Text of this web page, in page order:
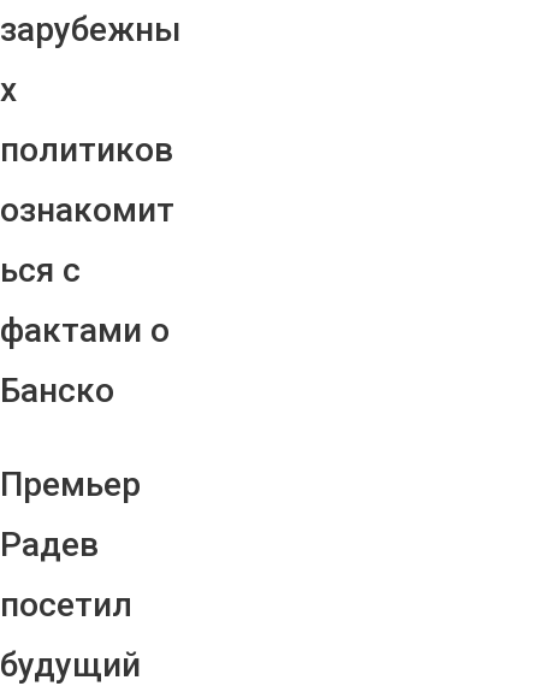
зарубежны
х
политиков
ознакомит
ься с
фактами о
Банско
Премьер
Радев
посетил
будущий